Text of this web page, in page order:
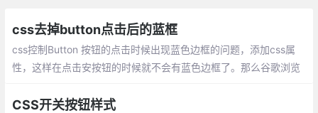
css去掉button点击后的蓝框
css控制Button 按钮的点击时候出现蓝色边框的问题，添加css属
性，这样在点击安按钮的时候就不会有蓝色边框了。那么谷歌浏览
CSS开关按钮样式